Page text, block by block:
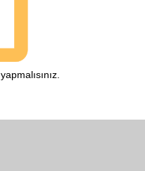
yapmalısınız.